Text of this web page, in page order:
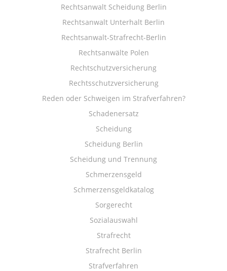
Rechtsanwalt Scheidung Berlin
Rechtsanwalt Unterhalt Berlin
Rechtsanwalt-Strafrecht-Berlin
Rechtsanwälte Polen
Rechtschutzversicherung
Rechtsschutzversicherung
Reden oder Schweigen im Strafverfahren?
Schadenersatz
Scheidung
Scheidung Berlin
Scheidung und Trennung
Schmerzensgeld
Schmerzensgeldkatalog
Sorgerecht
Sozialauswahl
Strafrecht
Strafrecht Berlin
Strafverfahren